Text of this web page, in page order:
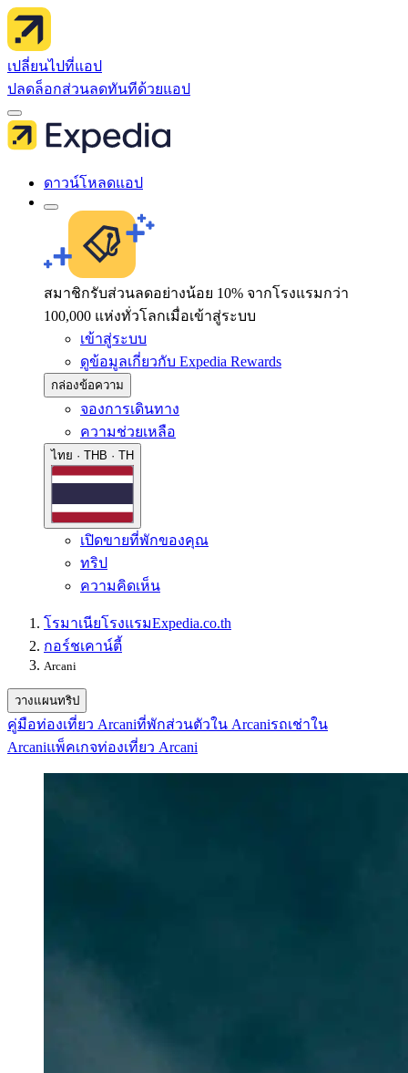
เปลี่ยนไปที่แอป
ปลดล็อกส่วนลดทันทีด้วยแอป
ดาวน์โหลดแอป
สมาชิกรับส่วนลดอย่างน้อย 10% จากโรงแรมกว่า
100,000 แห่งทั่วโลกเมื่อเข้าสู่ระบบ
เข้าสู่ระบบ
ดูข้อมูลเกี่ยวกับ Expedia Rewards
กล่องข้อความ
จองการเดินทาง
ความช่วยเหลือ
ไทย · THB · TH
เปิดขายที่พักของคุณ
ทริป
ความคิดเห็น
โรมาเนียโรงแรมExpedia.co.th
กอร์ชเคาน์ตี้
Arcani
วางแผนทริป
คู่มือท่องเที่ยว Arcaniที่พักส่วนตัวใน Arcaniรถเช่าใน
Arcaniแพ็คเกจท่องเที่ยว Arcani